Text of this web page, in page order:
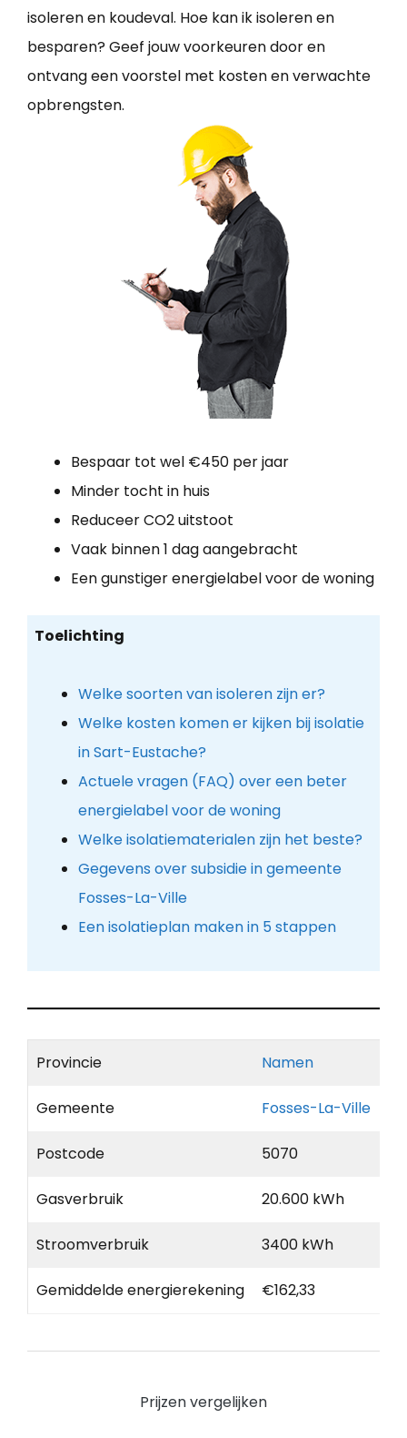
isoleren en koudeval. Hoe kan ik isoleren en
besparen? Geef jouw voorkeuren door en
ontvang een voorstel met kosten en verwachte
opbrengsten.
Bespaar tot wel €450 per jaar
Minder tocht in huis
Reduceer CO2 uitstoot
Vaak binnen 1 dag aangebracht
Een gunstiger energielabel voor de woning
Toelichting
Welke soorten van isoleren zijn er?
Welke kosten komen er kijken bij isolatie
in Sart-Eustache?
Actuele vragen (FAQ) over een beter
energielabel voor de woning
Welke isolatiematerialen zijn het beste?
Gegevens over subsidie in gemeente
Fosses-La-Ville
Een isolatieplan maken in 5 stappen
Provincie Namen
Gemeente Fosses-La-Ville
Postcode 5070
Gasverbruik 20.600 kWh
Stroomverbruik 3400 kWh
Gemiddelde energierekening €162,33
Prijzen vergelijken